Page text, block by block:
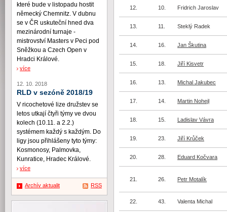
12. 10. Fridrich Jaroslav
13. 11. Steklý Radek
14. 16. Jan Škutina
15. 18. Jiří Kisvetr
16. 13. Michal Jakubec
17. 14. Martin Nohejl
18. 15. Ladislav Vávra
19. 23. Jiří Krůček
20. 28. Eduard Kočvara
21. 26. Petr Motalík
22. 43. Valenta Michal
které bude v listopadu hostit
německý Chemnitz. V dubnu
se v ČR uskuteční hned dva
mezinárodní turnaje -
mistrovství Masters v Peci pod
Sněžkou a Czech Open v
Hradci Králové.
více
12. 10. 2018
RLD v sezóně 2018/19
V ricochetové lize družstev se
letos utkají čtyři týmy ve dvou
kolech (10.11. a 2.2.)
systémem každý s každým. Do
ligy jsou přihlášeny tyto týmy:
Kosmonosy, Palmovka,
Kunratice, Hradec Králové.
více
Archív aktualit RSS